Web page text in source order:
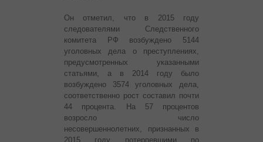
Он отметил, что в 2015 году
следователями Следственного
комитета РФ возбуждено 5144
уголовных дела о преступлениях,
предусмотренных указанными
статьями, а в 2014 году было
возбуждено 3574 уголовных дела,
соответственно рост составил почти
44 процента. На 57 процентов
возросло число
несовершеннолетних, признанных в
2015 году потерпевшими по